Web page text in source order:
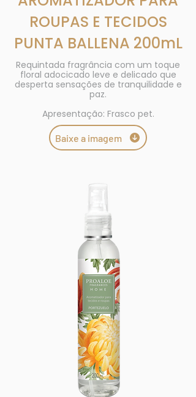
ROUPAS E TECIDOS
PUNTA BALLENA 200mL
Requintada fragrância com um toque
floral adocicado leve e delicado que
desperta sensações de tranquilidade e
paz.
Apresentação: Frasco pet.
Baixe a imagem